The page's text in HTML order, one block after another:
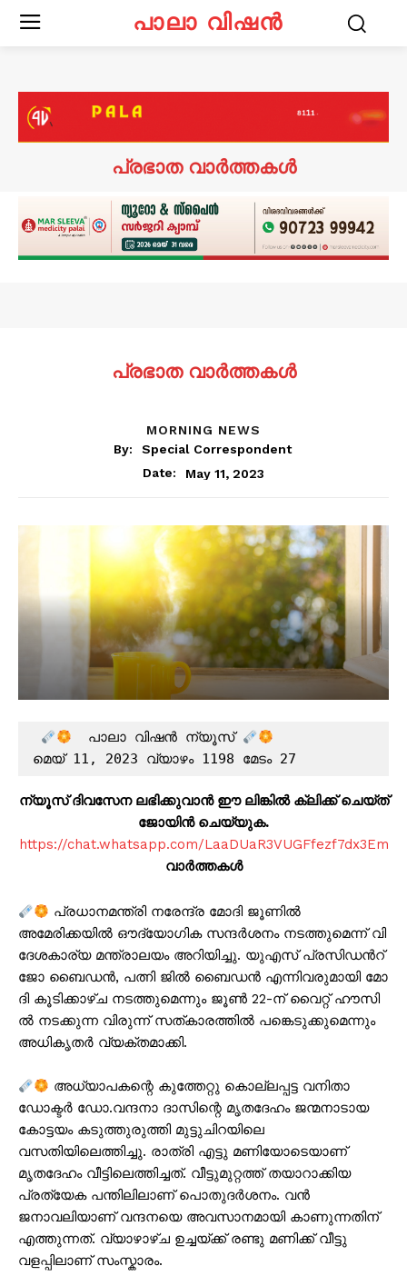
പാലാ വിഷൻ
പ്രഭാത വാർത്തകൾ
പ്രഭാത വാർത്തകൾ
MORNING NEWS
By:
Special Correspondent
Date:
May 11, 2023
  പാലാ വിഷൻ ന്യൂസ്
മെയ് 11, 2023 വ്യാഴം 1198 മേടം 27
ന്യൂസ് ദിവസേന ലഭിക്കുവാൻ ഈ ലിങ്കിൽ ക്ലിക്ക് ചെയ്ത്
ജോയിൻ ചെയ്യുക.
https://chat.whatsapp.com/LaaDUaR3VUGFfezf7dx3Em
വാർത്തകൾ
പ്ര​ധാ​ന​മ​ന്ത്രി ന​രേ​ന്ദ്ര മോ​ദി ജൂ​ണി​ൽ
അമേരിക്കയിൽ ഔ​ദ്യോ​ഗി​ക സ​ന്ദ​ർ​ശ​നം ന​ട​ത്തു​മെ​ന്ന് വി​
ദേ​ശ​കാ​ര്യ മ​ന്ത്രാ​ല​യം അ​റി​യി​ച്ചു. യു​എ​സ് പ്ര​സി​ഡ​ന്‍റ്
ജോ ​ബൈ​ഡ​ൻ, പ​ത്നി ജി​ൽ ബൈ​ഡ​ൻ എ​ന്നി​വ​രു​മാ​യി മോ​
ദി കൂ​ടി​ക്കാ​ഴ്ച ന​ട​ത്തു​മെ​ന്നും ജൂ​ൺ 22-ന് ​വൈ​റ്റ് ഹൗ​സി​
ൽ ന​ട​ക്കു​ന്ന വി​രു​ന്ന് സ​ത്കാ​ര​ത്തി​ൽ പ​ങ്കെ​ടു​ക്കു​മെ​ന്നും
അ​ധി​കൃ​ത​ർ വ്യ​ക്ത​മാ​ക്കി.
അധ്യാപകന്റെ കുത്തേറ്റു കൊല്ലപ്പട്ട വനിതാ
ഡോക്ടർ ഡോ.വന്ദനാ ദാസിന്റെ മൃതദേഹം ജന്മനാടായ
കോട്ടയം കടുത്തുരുത്തി മുട്ടുചിറയിലെ
വസതിയിലെത്തിച്ചു. രാത്രി എട്ടു മണിയോടെയാണ്
മൃതദേഹം വീട്ടിലെത്തിച്ചത്. വീട്ടുമുറ്റത്ത് തയാറാക്കിയ
പ്രത്യേക പന്തിലിലാണ് പൊതുദർശനം. വൻ
ജനാവലിയാണ് വന്ദനയെ അവസാനമായി കാണുന്നതിന്
എത്തുന്നത്. വ്യാഴാഴ്ച ഉച്ചയ്ക്ക് രണ്ടു മണിക്ക് വീട്ടു
വളപ്പിലാണ് സംസ്കാരം.